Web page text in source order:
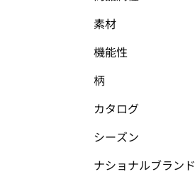
素材
機能性
柄
カタログ
シーズン
ナショナルブランド